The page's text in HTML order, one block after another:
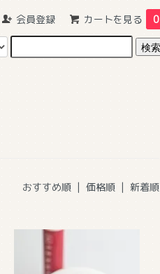
会員登録 カートを見る 0
おすすめ順 | 価格順 新着順